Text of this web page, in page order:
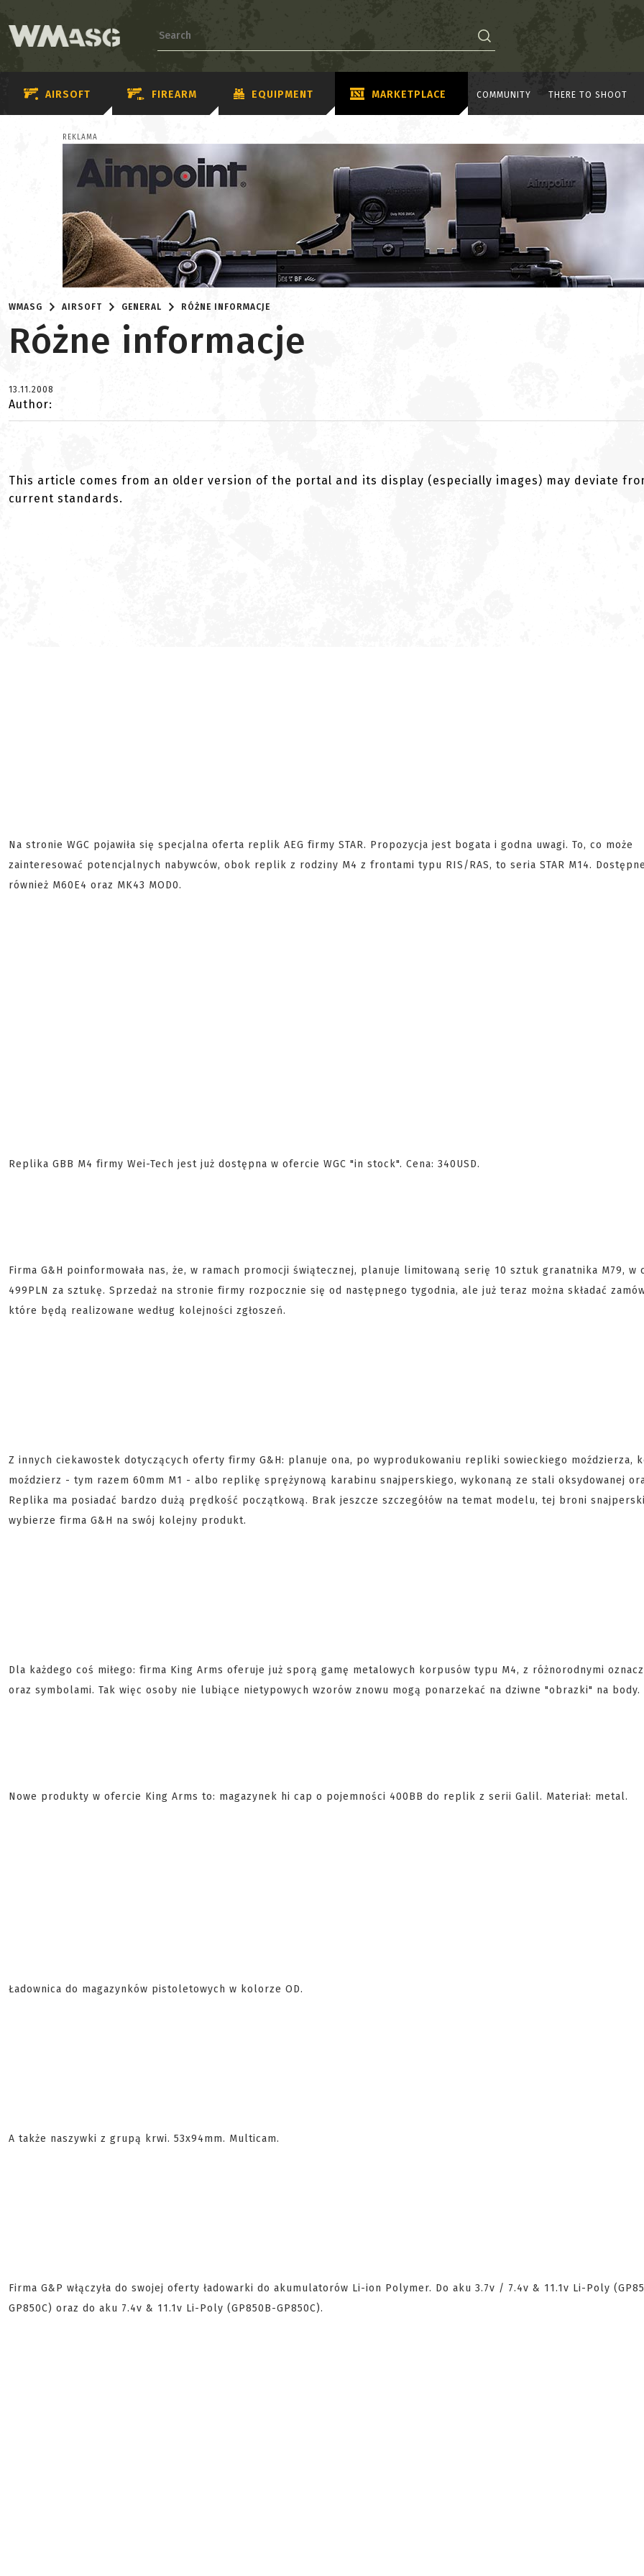
AIRSOFT FIREARM EQUIPMENT MARKETPLACE COMMUNITY THERE TO SHOOT
REKLAMA
WMASG AIRSOFT GENERAL RÓŻNE INFORMACJE
Różne informacje
13.11.2008
Author:
This article comes from an older version of the portal and its display (especially images) may deviate
current standards.
Na stronie WGC pojawiła się specjalna oferta replik AEG firmy STAR. Propozycja jest bogata i godna uwagi. To, co może
zainteresować potencjalnych nabywców, obok replik z rodziny M4 z frontami typu RIS/RAS, to seria STAR M14.
również M60E4 oraz MK43 MOD0.
Replika GBB M4 firmy Wei-Tech jest już dostępna w ofercie WGC "in stock". Cena: 340USD.
Firma G&H poinformowała nas, że, w ramach promocji świątecznej, planuje limitowaną serię 10 sztuk granatnika M79, w
499PLN za sztukę. Sprzedaż na stronie firmy rozpocznie się od następnego tygodnia, ale już teraz można składać
które będą realizowane według kolejności zgłoszeń.
Z innych ciekawostek dotyczących oferty firmy G&H: planuje ona, po wyprodukowaniu repliki sowieckiego moździerza,
moździerz - tym razem 60mm M1 - albo replikę sprężynową karabinu snajperskiego, wykonaną ze stali oksydowanej
Replika ma posiadać bardzo dużą prędkość początkową. Brak jeszcze szczegółów na temat modelu, tej broni
wybierze firma G&H na swój kolejny produkt.
Dla każdego coś miłego: firma King Arms oferuje już sporą gamę metalowych korpusów typu M4, z różnorodnymi
oraz symbolami. Tak więc osoby nie lubiące nietypowych wzorów znowu mogą ponarzekać na dziwne "obrazki" na body.
Nowe produkty w ofercie King Arms to: magazynek hi cap o pojemności 400BB do replik z serii Galil. Materiał: metal.
Ładownica do magazynków pistoletowych w kolorze OD.
A także naszywki z grupą krwi. 53x94mm. Multicam.
Firma G&P włączyła do swojej oferty ładowarki do akumulatorów Li-ion Polymer. Do aku 3.7v / 7.4v & 11.1v Li-Poly
GP850C) oraz do aku 7.4v & 11.1v Li-Poly (GP850B-GP850C).